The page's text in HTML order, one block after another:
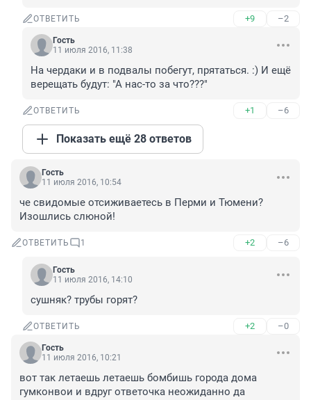
ОТВЕТИТЬ +9 –2
Гость
11 июля 2016, 11:38
На чердаки и в подвалы побегут, прятаться. :) И ещё
верещать будут: "А нас-то за что???"
ОТВЕТИТЬ +1 –6
Показать ещё 28 ответов
Гость
11 июля 2016, 10:54
че свидомые отсиживаетесь в Перми и Тюмени?
Изошлись слюной!
ОТВЕТИТЬ 1 +2 –6
Гость
11 июля 2016, 14:10
сушняк? трубы горят?
ОТВЕТИТЬ +2 –0
Гость
11 июля 2016, 10:21
вот так летаешь летаешь бомбишь города дома
гумконвои и вдруг ответочка неожиданно да